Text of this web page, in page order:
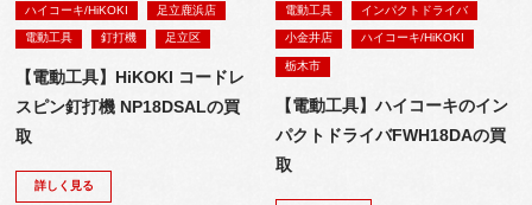
ハイコーキ/HiKOKI 足立鹿浜店
電動工具 釘打機 足立区
【電動工具】HiKOKI コードレ
スピン釘打機 NP18DSALの買
取
詳しく見る
電動工具 インパクトドライバ
小金井店 ハイコーキ/HiKOKI
栃木市
【電動工具】ハイコーキのイン
パクトドライバFWH18DAの買
取